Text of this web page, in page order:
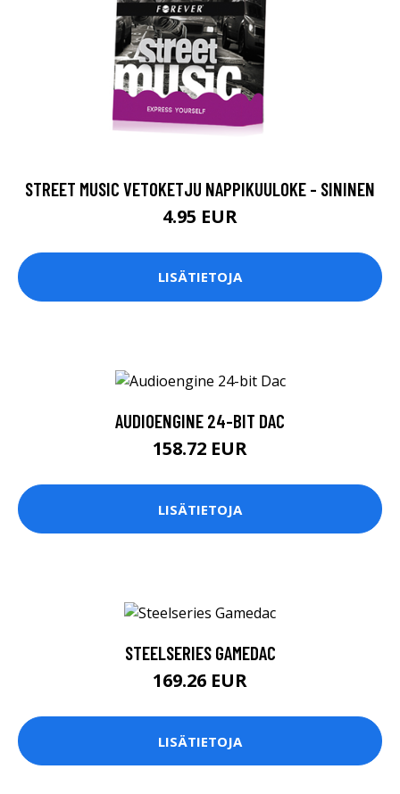
STREET MUSIC VETOKETJU NAPPIKUULOKE - SININEN
4.95 EUR
LISÄTIETOJA
AUDIOENGINE 24-BIT DAC
158.72 EUR
LISÄTIETOJA
STEELSERIES GAMEDAC
169.26 EUR
LISÄTIETOJA